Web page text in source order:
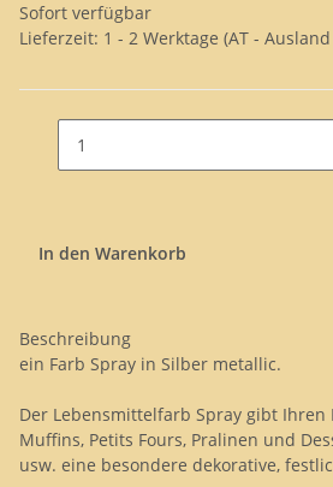
Sofort verfügbar
Lieferzeit: 1 - 2 Werktage (AT -
In den Warenkorb
Beschreibung
ein Farb Spray in Silber metallic.
Der Lebensmittelfarb Spray gibt Ihren
Muffins, Petits Fours, Pralinen und
usw. eine besondere dekorative,